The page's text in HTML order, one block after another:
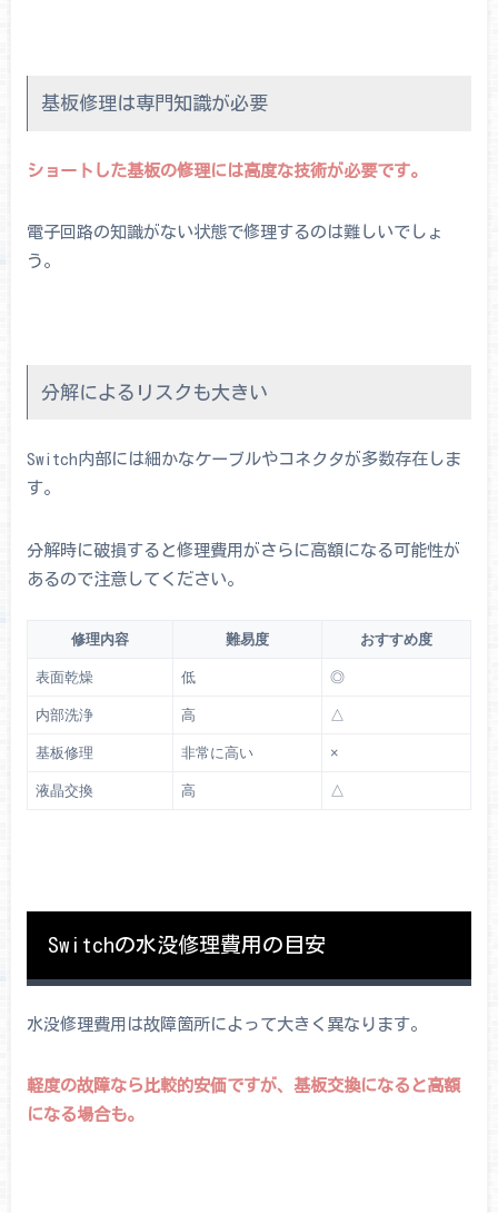
基板修理は専門知識が必要
ショートした基板の修理には高度な技術が必要です。
電子回路の知識がない状態で修理するのは難しいでしょ
う。
分解によるリスクも大きい
Switch内部には細かなケーブルやコネクタが多数存在しま
す。
分解時に破損すると修理費用がさらに高額になる可能性が
あるので注意してください。
修理内容 難易度 おすすめ度
表面乾燥 低 ◎
内部洗浄 高 △
基板修理 非常に高い ×
液晶交換 高 △
Switchの水没修理費用の目安
水没修理費用は故障箇所によって大きく異なります。
軽度の故障なら比較的安価ですが、基板交換になると高額
になる場合も。